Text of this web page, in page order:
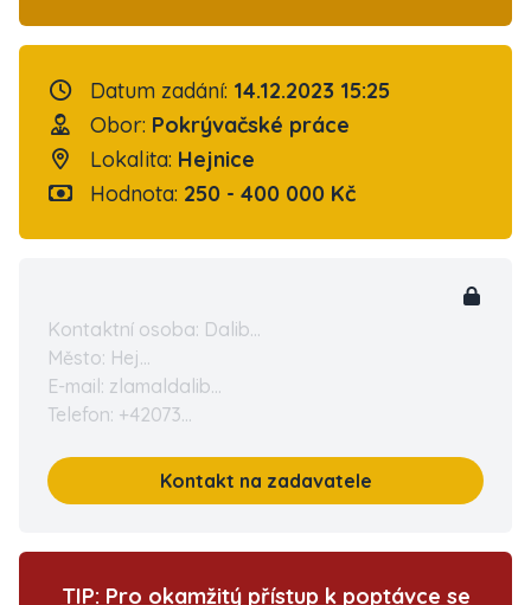
Datum zadání: 14.12.2023 15:25
Obor: Pokrývačské práce
Lokalita: Hejnice
Hodnota: 250 - 400 000 Kč
Kontaktní osoba: Dalib...
Město: Hej...
E-mail: zlamaldalib...
Telefon: +42073...
Kontakt na zadavatele
TIP: Pro okamžitý přístup k poptávce se